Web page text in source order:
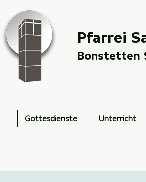
Pfarrei
Bonstetten
Gottesdienste Unterricht